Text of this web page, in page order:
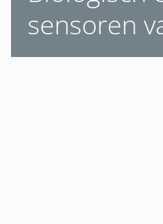
sensoren